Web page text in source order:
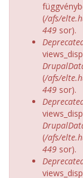
(/afs/
449 sor).
(/afs/
449 sor).
(/afs/
449 sor).